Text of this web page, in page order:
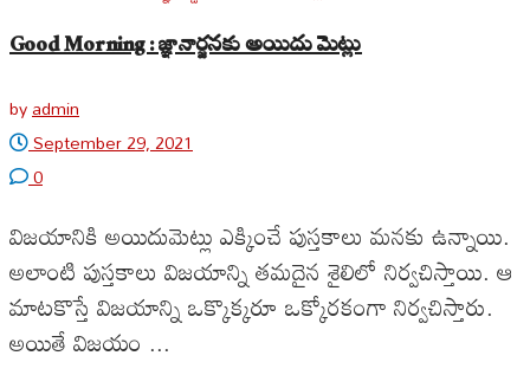
Good Morning : జ్ఞానార్జనకు అయిదు మెట్లు
byadmin
September 29, 2021
0
విజయానికి అయిదుమెట్లు ఎక్కించే పుస్తకాలు మనకు ఉన్నాయి.
అలాంటి పుస్తకాలు విజయాన్ని తమదైన శైలిలో నిర్వచిస్తాయి. ఆ
మాటకొస్తే విజయాన్ని ఒక్కొక్కరూ ఒక్కోరకంగా నిర్వచిస్తారు.
అయితే విజయం ...